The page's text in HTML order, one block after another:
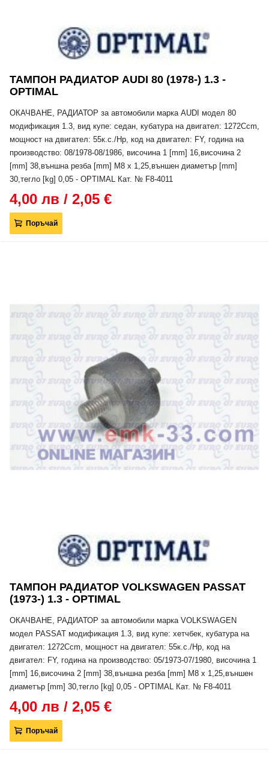
ТАМПОН РАДИАТОР AUDI 80 (1978-) 1.3 -
OPTIMAL
ОКАЧВАНЕ, РАДИАТОР за автомобили марка AUDI модел 80
модификация 1.3, вид купе: седан, кубатура на двигател: 1272Ccm,
мощност на двигател: 55к.с./Hp, код на двигател: FY, година на
производство: 08/1978-08/1986, височина 1 [mm] 16,височина 2
[mm] 38,външна резба [mm] M8 x 1,25,външен диаметър [mm]
30,тегло [kg] 0,05 - OPTIMAL Кат. № F8-4011
4,00 лв / 2,05 €
Поръчай
ТАМПОН РАДИАТОР VOLKSWAGEN PASSAT
(1973-) 1.3 - OPTIMAL
ОКАЧВАНЕ, РАДИАТОР за автомобили марка VOLKSWAGEN
модел PASSAT модификация 1.3, вид купе: хетчбек, кубатура на
двигател: 1272Ccm, мощност на двигател: 55к.с./Hp, код на
двигател: FY, година на производство: 05/1973-07/1980, височина 1
[mm] 16,височина 2 [mm] 38,външна резба [mm] M8 x 1,25,външен
диаметър [mm] 30,тегло [kg] 0,05 - OPTIMAL Кат. № F8-4011
4,00 лв / 2,05 €
Поръчай